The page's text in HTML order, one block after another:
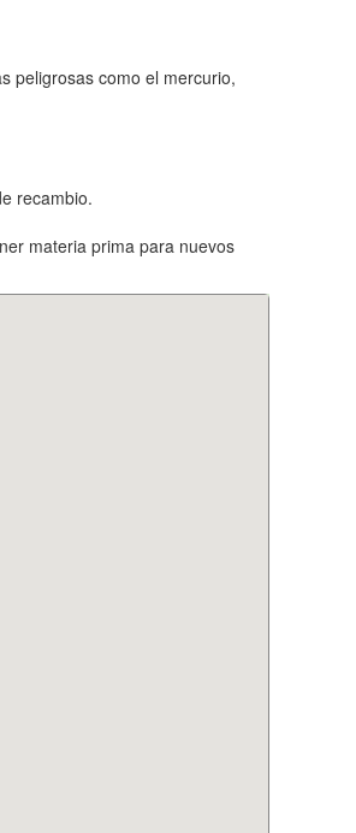
peligrosas como el mercurio,
recambio.
materia prima para nuevos